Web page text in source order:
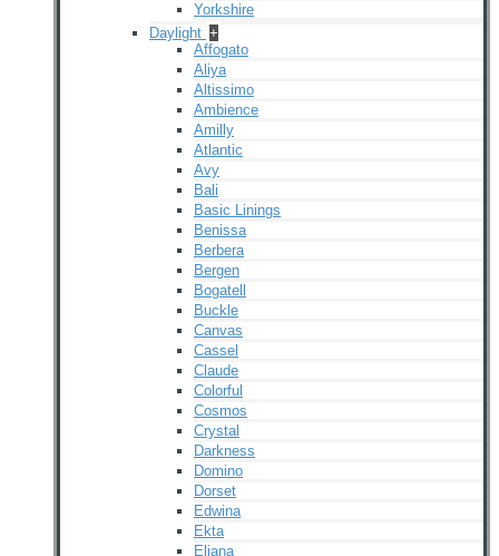
Yorkshire
Daylight +
Affogato
Aliya
Altissimo
Ambience
Amilly
Atlantic
Avy
Bali
Basic Linings
Benissa
Berbera
Bergen
Bogatell
Buckle
Canvas
Cassel
Claude
Colorful
Cosmos
Crystal
Darkness
Domino
Dorset
Edwina
Ekta
Eliana